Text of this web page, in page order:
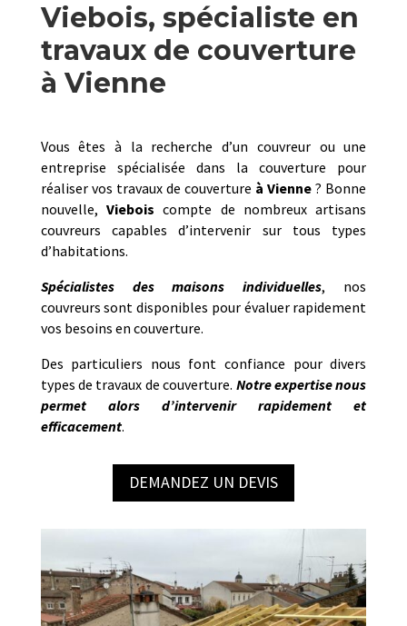
Viebois, spécialiste en
travaux de couverture
à Vienne
Vous êtes à la recherche d’un couvreur ou une
entreprise spécialisée dans la couverture pour
réaliser vos travaux de couverture à Vienne ? Bonne
nouvelle,Viebois compte de nombreux artisans
couvreurs capables d’intervenir sur tous types
d’habitations.
Spécialistes des maisons individuelles, nos
couvreurs sont disponibles pour évaluer rapidement
vos besoins en couverture.
Des particuliers nous font confiance pour divers
types de travaux de couverture. Notreexpertise nous
permet alors d’intervenir rapidement et
efficacement.
DEMANDEZ UN DEVIS